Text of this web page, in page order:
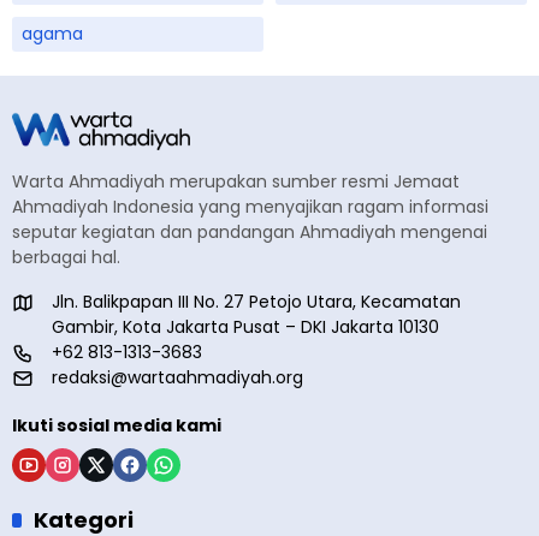
agama
Warta Ahmadiyah merupakan sumber resmi Jemaat
Ahmadiyah Indonesia yang menyajikan ragam informasi
seputar kegiatan dan pandangan Ahmadiyah mengenai
berbagai hal.
Jln. Balikpapan III No. 27 Petojo Utara, Kecamatan
Gambir, Kota Jakarta Pusat – DKI Jakarta 10130
+62 813-1313-3683
redaksi@wartaahmadiyah.org
Ikuti sosial media kami
Kategori